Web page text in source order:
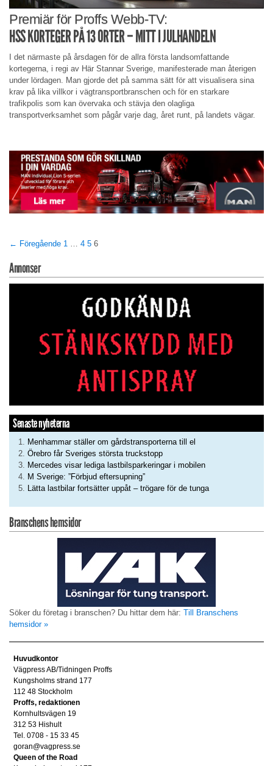
Premiär för Proffs Webb-TV:
HSS KORTEGER PÅ 13 ORTER – MITT I JULHANDELN
I det närmaste på årsdagen för de allra första landsomfattande
kortegerna, i regi av Här Stannar Sverige, manifesterade man återigen
under lördagen. Man gjorde det på samma sätt för att visualisera sina
krav på lika villkor i vägtransportbranschen och för en starkare
trafikpolis som kan övervaka och stävja den olagliga
transportverksamhet som pågår varje dag, året runt, på landets vägar.
← Föregående 1 4 5 6
Annonser
Senaste nyheterna
Menhammar ställer om gårdstransporterna till el
Örebro får Sveriges största truckstopp
Mercedes visar lediga lastbilsparkeringar i mobilen
M Sverige: ”Förbjud eftersupning”
Lätta lastbilar fortsätter uppåt – trögare för de tunga
Branschens hemsidor
Söker du företag i branschen? Du hittar dem här: Till Branschens
hemsidor »
Huvudkontor
Vägpress AB/Tidningen Proffs
Kungsholms strand 177
112 48 Stockholm
Proffs, redaktionen
Kornhultsvägen 19
312 53 Hishult
Tel. 0708 - 15 33 45
goran@vagpress.se
Queen of the Road